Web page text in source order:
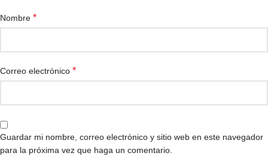
Nombre *
Correo electrónico *
Guardar mi nombre, correo electrónico y sitio web en este navegador
para la próxima vez que haga un comentario.